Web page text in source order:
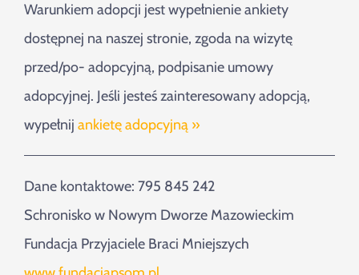
Warunkiem adopcji jest wypełnienie ankiety
dostępnej na naszej stronie, zgoda na wizytę
przed/po- adopcyjną, podpisanie umowy
adopcyjnej. Jeśli jesteś zainteresowany adopcją,
wypełnij ankietę adopcyjną »
Dane kontaktowe: 795 845 242
Schronisko w Nowym Dworze Mazowieckim
Fundacja Przyjaciele Braci Mniejszych